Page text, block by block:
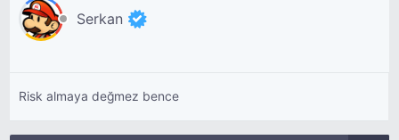
Serkan
Risk almaya değmez bence